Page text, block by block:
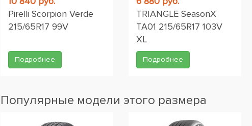
Pirelli Scorpion Verde
215/65R17 99V
Подробнее
TRIANGLE SeasonX
TA01 215/65R17 103V
XL
Подробнее
Популярные модели этого размера